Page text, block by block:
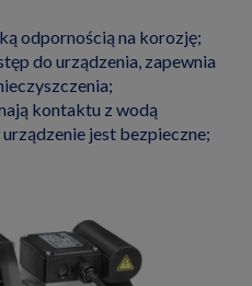
odpornością na korozję;
do urządzenia, zapewnia
kontaktu z wodą
jest bezpieczne;